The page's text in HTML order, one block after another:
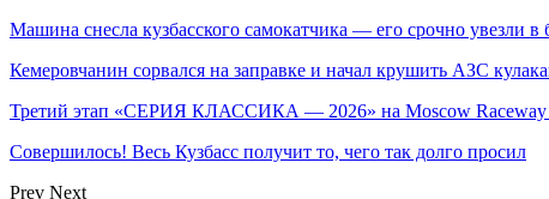
Машина снесла кузбасского самокатчика — его срочно увезли в
Кемеровчанин сорвался на заправке и начал крушить АЗС
Третий этап «СЕРИЯ КЛАССИКА — 2026» на Moscow Raceway
Совершилось! Весь Кузбасс получит то, чего так долго просил
Prev Next